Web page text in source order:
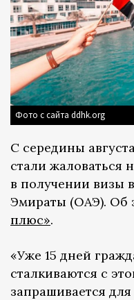
Фото с сайта ddhk.org
С середины
стали жаловаться
в получении визы
Эмираты (ОАЭ). Об
плюс».
«Уже 15 дней
сталкиваются с
запрашивается